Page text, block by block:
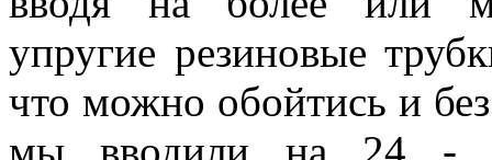
упругие резиновые
что можно обойтись и
мы вводили на 24 -